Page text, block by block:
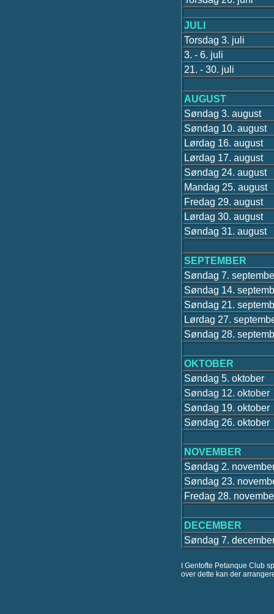
JULI
Torsdag 3. juli
3. - 6. juli
21. - 30. juli
AUGUST
Søndag 3. august
Søndag 10. august
Lørdag 16. august
Lørdag 17. august
Søndag 24. august
Mandag 25. august
Fredag 29. august
Lørdag 30. august
Søndag 31. august
SEPTEMBER
Søndag 7.
Søndag 14.
Søndag 21.
Lørdag 27.
Søndag 28.
OKTOBER
Søndag 5. oktober
Søndag 12. oktober
Søndag 19. oktober
Søndag 26. oktober
NOVEMBER
Søndag 2.
Søndag 23.
Fredag 28.
DECEMBER
Søndag 7.
I Gentofte Petanque Club
over dette kan der